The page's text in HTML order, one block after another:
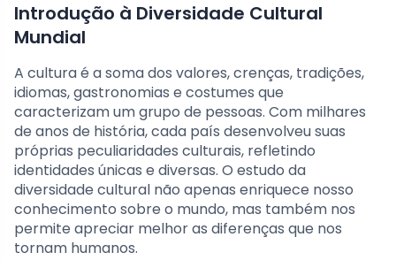
Introdução à Diversidade Cultural
Mundial
A cultura é a soma dos valores, crenças, tradições,
idiomas, gastronomias e costumes que
caracterizam um grupo de pessoas. Com milhares
de anos de história, cada país desenvolveu suas
próprias peculiaridades culturais, refletindo
identidades únicas e diversas. O estudo da
diversidade cultural não apenas enriquece nosso
conhecimento sobre o mundo, mas também nos
permite apreciar melhor as diferenças que nos
tornam humanos.